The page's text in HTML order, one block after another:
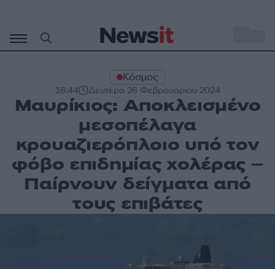
περιεχόμενο
Κόσμος
16:44 Δευτέρα 26 Φεβρουαρίου 2024
Μαυρίκιος: Αποκλεισμένο
μεσοπέλαγα
κρουαζιερόπλοιο υπό τον
φόβο επιδημίας χολέρας –
Παίρνουν δείγματα από
τους επιβάτες